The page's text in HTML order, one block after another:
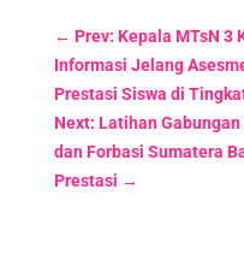
← Prev: Kepala MTsN 3
Informasi Jelang
Prestasi Siswa di
Next: Latihan
dan Forbasi Sumatera
Prestasi →